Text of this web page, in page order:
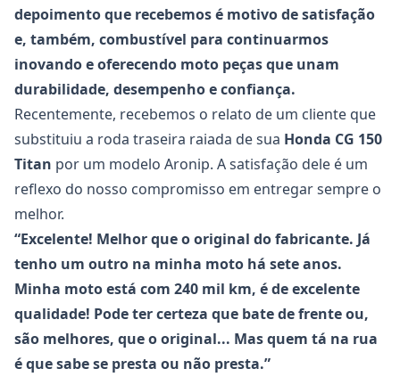
depoimento que recebemos é motivo de satisfação
e, também, combustível para continuarmos
inovando e oferecendo moto peças que unam
durabilidade, desempenho e confiança.
Recentemente, recebemos o relato de um cliente que
substituiu a roda traseira raiada de sua Honda CG 150
Titan por um modelo Aronip. A satisfação dele é um
reflexo do nosso compromisso em entregar sempre o
melhor.
“Excelente! Melhor que o original do fabricante. Já
tenho um outro na minha moto há sete anos.
Minha moto está com 240 mil km, é de excelente
qualidade! Pode ter certeza que bate de frente ou,
são melhores, que o original... Mas quem tá na rua
é que sabe se presta ou não presta.”